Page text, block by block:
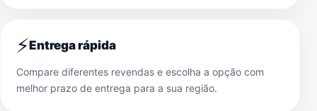
⚡Entrega rápida
Compare diferentes revendas e escolha a opção com
melhor prazo de entrega para a sua região.